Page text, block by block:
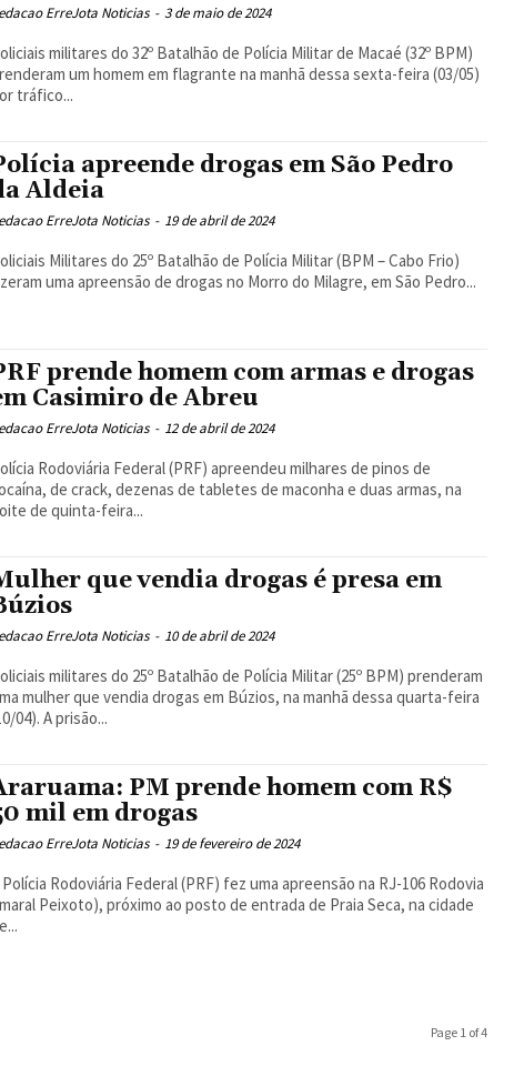
ErreJota Noticias - 3 de maio de 2024
militares do 32º Batalhão de Polícia Militar de Macaé (32º BPM)
um homem em flagrante na manhã dessa sexta-feira (03/05)
tráfico...
apreende drogas em São Pedro
Aldeia
ErreJota Noticias - 19 de abril de 2024
Militares do 25º Batalhão de Polícia Militar (BPM – Cabo Frio)
uma apreensão de drogas no Morro do Milagre, em São Pedro...
prende homem com armas e drogas
Casimiro de Abreu
ErreJota Noticias - 12 de abril de 2024
Rodoviária Federal (PRF) apreendeu milhares de pinos de
de crack, dezenas de tabletes de maconha e duas armas, na
de quinta-feira...
que vendia drogas é presa em
ErreJota Noticias - 10 de abril de 2024
militares do 25º Batalhão de Polícia Militar (25º BPM) prenderam
mulher que vendia drogas em Búzios, na manhã dessa quarta-feira
(10/04). A prisão...
PM prende homem com R$
mil em drogas
ErreJota Noticias - 19 de fevereiro de 2024
Polícia Rodoviária Federal (PRF) fez uma apreensão na RJ-106 Rodovia
Peixoto), próximo ao posto de entrada de Praia Seca, na cidade
Page 1 of 4